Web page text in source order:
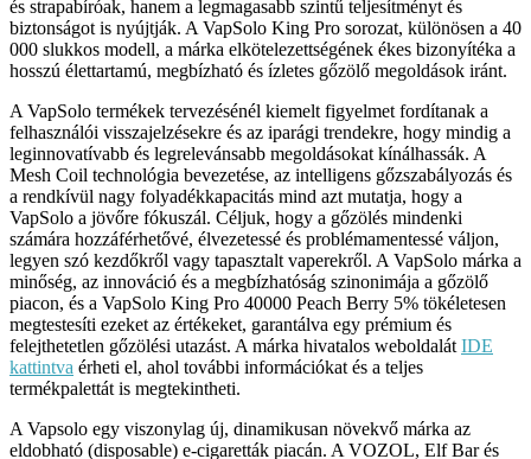
és strapabíróak, hanem a legmagasabb szintű teljesítményt és
biztonságot is nyújtják. A VapSolo King Pro sorozat, különösen a 40
000 slukkos modell, a márka elkötelezettségének ékes bizonyítéka a
hosszú élettartamú, megbízható és ízletes gőzölő megoldások iránt.
A VapSolo termékek tervezésénél kiemelt figyelmet fordítanak a
felhasználói visszajelzésekre és az iparági trendekre, hogy mindig a
leginnovatívabb és legrelevánsabb megoldásokat kínálhassák. A
Mesh Coil technológia bevezetése, az intelligens gőzszabályozás és
a rendkívül nagy folyadékkapacitás mind azt mutatja, hogy a
VapSolo a jövőre fókuszál. Céljuk, hogy a gőzölés mindenki
számára hozzáférhetővé, élvezetessé és problémamentessé váljon,
legyen szó kezdőkről vagy tapasztalt vaperekről. A VapSolo márka a
minőség, az innováció és a megbízhatóság szinonimája a gőzölő
piacon, és a VapSolo King Pro 40000 Peach Berry 5% tökéletesen
megtestesíti ezeket az értékeket, garantálva egy prémium és
felejthetetlen gőzölési utazást. A márka hivatalos weboldalát IDE
kattintva érheti el, ahol további információkat és a teljes
termékpalettát is megtekintheti.
A Vapsolo egy viszonylag új, dinamikusan növekvő márka az
eldobható (disposable) e-cigaretták piacán. A VOZOL, Elf Bar és